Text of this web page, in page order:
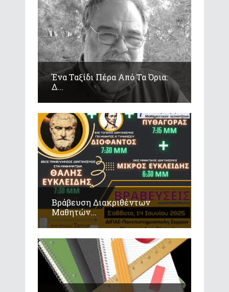
Ένα Ταξίδι Πέρα Από Τα Όρια:
Δ...
Βράβευση Διακριθέντων
Μαθητών...